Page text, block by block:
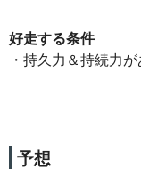
好走する条件
・持久力＆持続力が
予想